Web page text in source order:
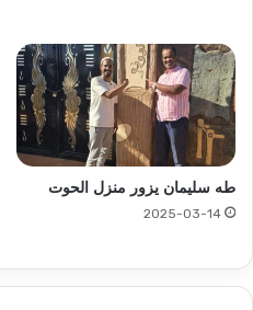
طه سليمان يزور منزل الحوت
2025-03-14